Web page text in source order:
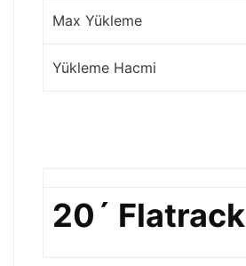
Max Yükleme
Yükleme Hacmi
20´ Flatrack